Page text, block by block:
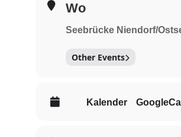
Wo
Seebrücke Niendorf/
Other Events
Kalender GoogleCal